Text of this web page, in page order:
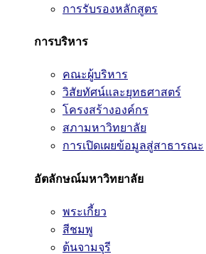
การรับรองหลักสูตร
การบริหาร
คณะผู้บริหาร
วิสัยทัศน์และยุทธศาสตร์
โครงสร้างองค์กร
สภามหาวิทยาลัย
การเปิดเผยข้อมูลสู่สาธารณะ
อัตลักษณ์มหาวิทยาลัย
พระเกี้ยว
สีชมพู
ต้นจามจุรี